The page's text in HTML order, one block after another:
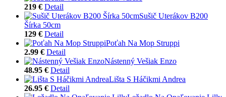
219 € Detail
Sušič Uterákov B200
Šírka 50cm
129 € Detail
Poťah Na Mop Struppi
2.99 € Detail
Nástenný Vešiak Enzo
48.95 € Detail
Lišta S Háčikmi Andrea
26.95 € Detail